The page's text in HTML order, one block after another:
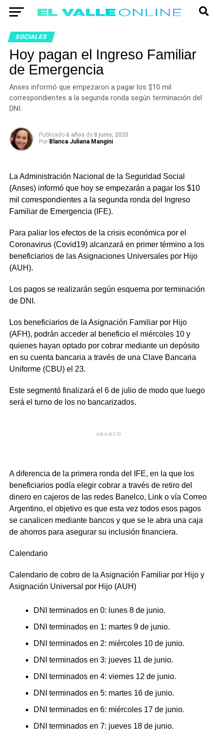
SOCIALES
Hoy pagan el Ingreso Familiar
de Emergencia
Anses informó que empezaron a pagar los $10 mil
correspondientes a la segunda ronda según terminación del
DNI.
Publicado 6 años de 8 junio, 2020
Por Blanca Juliana Mangini
La Administración Nacional de la Seguridad Social
(Anses) informó que hoy se empezarán a pagar los $10
mil correspondientes a la segunda ronda del Ingreso
Familiar de Emergencia (IFE).
Para paliar los efectos de la crisis económica por el
Coronavirus (Covid19) alcanzará en primer término a los
beneficiarios de las Asignaciones Universales por Hijo
(AUH).
Los pagos se realizarán según esquema por terminación
de DNI.
Los beneficiarios de la Asignación Familiar por Hijo
(AFH), podrán acceder al beneficio el miércoles 10y
quienes hayan optado por cobrar mediante un depósito
en su cuenta bancaria a través de una Clave Bancaria
Uniforme (CBU) el 23.
Este segmentó finalizará el 6 de julio de modo que luego
será el turno de los no bancarizados.
ANUNCIO
A diferencia de la primera ronda del IFE, en la que los
beneficiarios podía elegir cobrar a través de retiro del
dinero en cajeros de las redes Banelco, Link o vía Correo
Argentino, el objetivo es que esta vez todos esos pagos
se canalicen mediante bancos y que se le abra una caja
de ahorros para asegurar su inclusión financiera.
Calendario
Calendario de cobro de la Asignación Familiar por Hijo y
Asignación Universal por Hijo (AUH)
DNI terminados en 0: lunes 8 de junio.
DNI terminados en 1: martes 9 de junio.
DNI terminados en 2: miércoles 10 de junio.
DNI terminados en 3: jueves 11 de junio.
DNI terminados en 4: viernes 12 de junio.
DNI terminados en 5: martes 16 de junio.
DNI terminados en 6: miércoles 17 de junio.
DNI terminados en 7: jueves 18 de junio.